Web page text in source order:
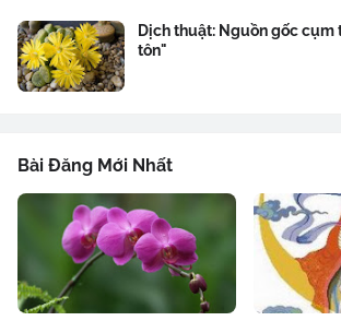
Dịch thuật: Nguồn gốc
tôn"
Bài Đăng Mới Nhất